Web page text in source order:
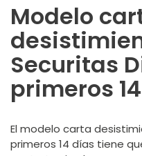
Modelo
Securitas
primeros
El modelo carta
primeros 14 días tiene